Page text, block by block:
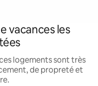
vacances les
logements sont très
de propreté et